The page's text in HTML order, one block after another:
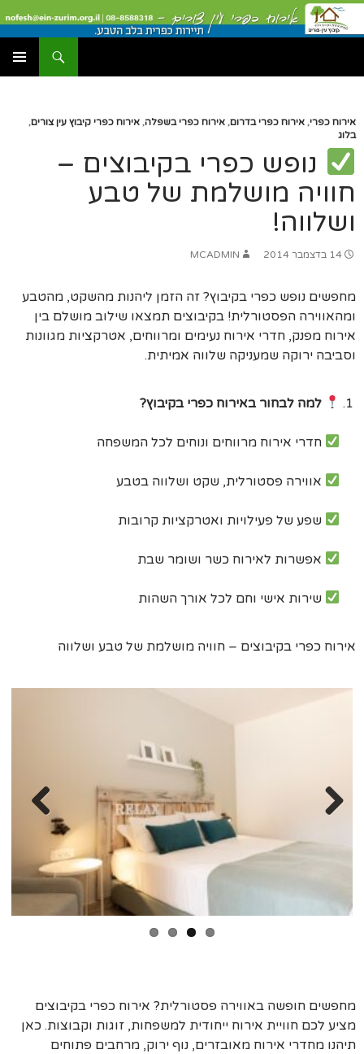
אירוח כפרי,אירוח כפרי בדרום,אירוח כפרי בשפלה,אירוח כפרי קיבוץ עין צורים,
בלוג
נופש כפרי בקיבוצים –
חוויה מושלמת של טבע
ושלווה!
14 בדצמבר 2014 MCADMIN
מחפשים נופש כפרי בקיבוץ? זה הזמן ליהנות מהשקט, מהטבע
ומהאווירה הפסטורלית! בקיבוצים תמצאו שילוב מושלם בין
אירוח מפנק, חדרי אירוח נעימים ומרווחים, אטרקציות מגוונות
וסביבה ירוקה שמעניקה שלווה אמיתית.
למה לבחור באירוח כפרי בקיבוץ?
חדרי אירוח מרווחים ונוחים לכל המשפחה
אווירה פסטורלית, שקט ושלווה בטבע
שפע של פעילויות ואטרקציות קרובות
אפשרות לאירוח כשר ושומר שבת
שירות אישי וחם לכל אורך השהות
אירוח כפרי בקיבוצים – חוויה מושלמת של טבע ושלווה
Previ
ous
מחפשים חופשה באווירה פסטורלית? אירוח כפרי בקיבוצים
מציע לכם חוויית אירוח ייחודית למשפחות, זוגות וקבוצות. כאן
תיהנו מחדרי אירוח מאובזרים, נוף ירוק, מרחבים פתוחים